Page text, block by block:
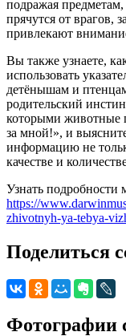
подражая
прячутся от врагов,
привлекают
Вы также узнаете,
использовать
детёнышам и
родительский
которыми животные
за мной!», и
информацию не
качестве и
Узнать подробности
https://
zhivotnyh-ya-tebya-
Поделиться
Фотографии